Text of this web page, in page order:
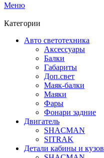
Меню
Категории
Авто светотехника
Аксессуары
Балки
Габариты
Доп.свет
Маяк-балки
Маяки
Фары
Фонари задние
Двигатель
SHACMAN
SITRAK
Детали кабины и